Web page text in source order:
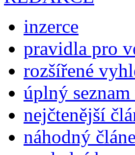
inzerce
pravidla pro
rozšířené
úplný
nejčtenější
náhodný